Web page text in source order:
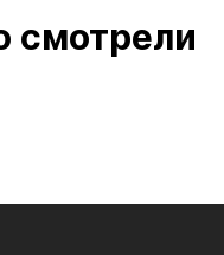
смотрели